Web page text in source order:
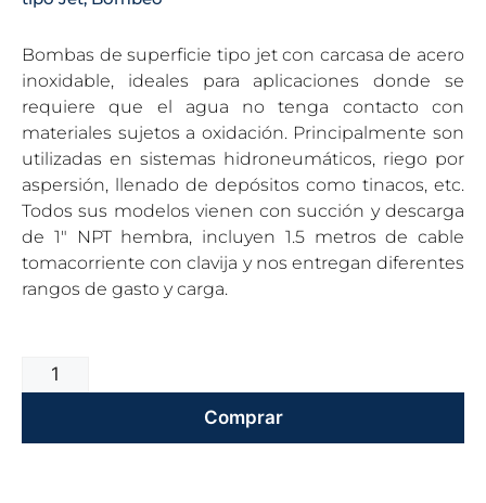
Bombas de superficie tipo jet con carcasa de acero
inoxidable, ideales para aplicaciones donde se
requiere que el agua no tenga contacto con
materiales sujetos a oxidación. Principalmente son
utilizadas en sistemas hidroneumáticos, riego por
aspersión, llenado de depósitos como tinacos, etc.
Todos sus modelos vienen con succión y descarga
de 1″ NPT hembra, incluyen 1.5 metros de cable
tomacorriente con clavija y nos entregan diferentes
rangos de gasto y carga.
Comprar